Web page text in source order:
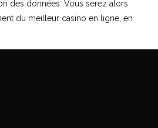
des données. Vous serez alors
du meilleur casino en ligne, en